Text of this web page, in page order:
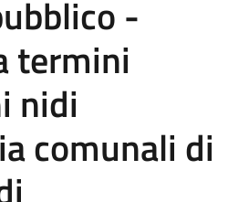
-
termini
nidi
comunali di